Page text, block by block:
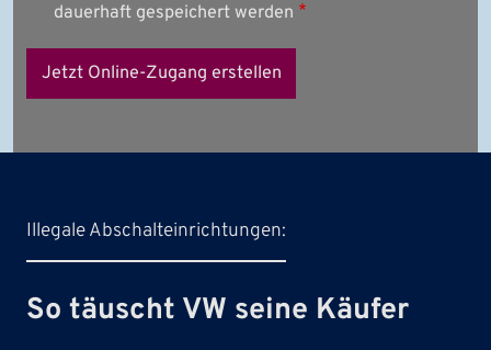
dauerhaft gespeichert werden
Illegale Abschalteinrichtungen:
So täuscht VW seine Käufer